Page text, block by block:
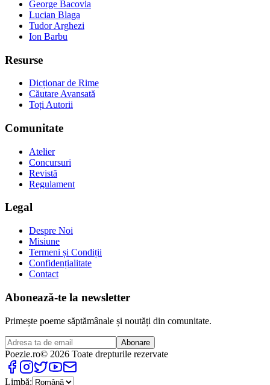
George Bacovia
Lucian Blaga
Tudor Arghezi
Ion Barbu
Resurse
Dicționar de Rime
Căutare Avansată
Toți Autorii
Comunitate
Atelier
Concursuri
Revistă
Regulament
Legal
Despre Noi
Misiune
Termeni și Condiții
Confidențialitate
Contact
Abonează-te la newsletter
Primește poeme săptămânale și noutăți din comunitate.
Abonare
Poezie.ro© 2026 Toate drepturile rezervate
Limbă: